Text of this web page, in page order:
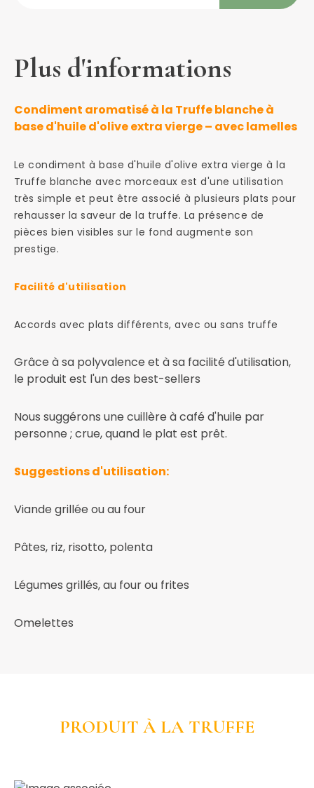
Plus d'informations
Condiment aromatisé à la Truffe blanche à
base d'huile d'olive extra vierge – avec lamelles
Le condiment à base d'huile d'olive extra vierge à la
Truffe blanche avec morceaux est d'une utilisation
très simple et peut être associé à plusieurs plats pour
rehausser la saveur de la truffe. La présence de
pièces bien visibles sur le fond augmente son
prestige.
Facilité d'utilisation
Accords avec plats différents, avec ou sans truffe
Grâce à sa polyvalence et à sa facilité d'utilisation,
le produit est l'un des best-sellers
Nous suggérons une cuillère à café d'huile par
personne ; crue, quand le plat est prêt.
Suggestions d'utilisation:
Viande grillée ou au four
Pâtes, riz, risotto, polenta
Légumes grillés, au four ou frites
Omelettes
PRODUIT À LA TRUFFE